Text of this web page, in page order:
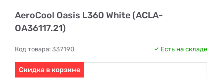
AeroCool Oasis L360 White (ACLA-
OA36117.21)
Код товара: 337190 Есть на складе
Скидка в корзине